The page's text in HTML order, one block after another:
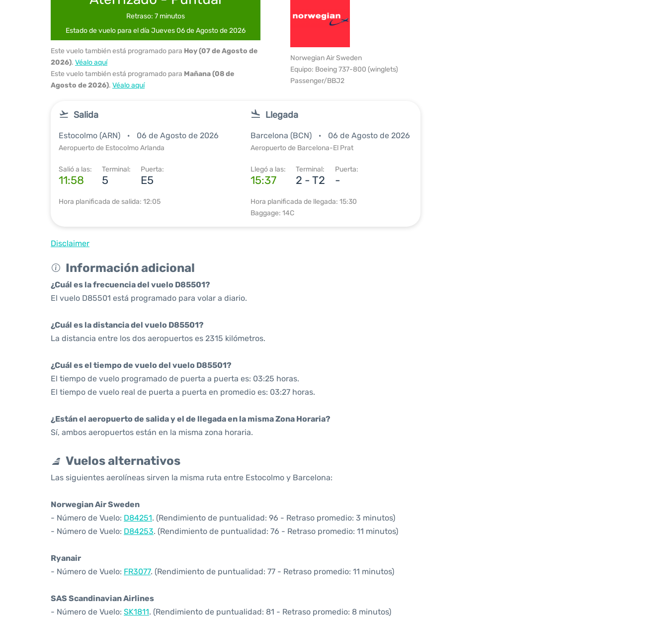
Retraso: 7 minutos
Estado de vuelo para el día Jueves 06 de Agosto de 2026
Este vuelo también está programado para Hoy (07 de Agosto de
2026). Véalo aquí
Este vuelo también está programado para Mañana (08 de
Agosto de 2026). Véalo aquí
Norwegian Air Sweden
Equipo: Boeing 737-800 (winglets)
Passenger/BBJ2
Salida
Estocolmo (ARN) 06 de Agosto de 2026
Aeropuerto de Estocolmo Arlanda
Salió a las:
11:58
Terminal:
5
Puerta:
E5
Hora planificada de salida: 12:05
Llegada
Barcelona (BCN) 06 de Agosto de 2026
Aeropuerto de Barcelona-El Prat
Llegó a las:
15:37
Terminal:
2 - T2
Puerta:
-
Hora planificada de llegada: 15:30
Baggage: 14C
Disclaimer
Información adicional
¿Cuál es la frecuencia del vuelo D85501?
El vuelo D85501 está programado para volar a diario.
¿Cuál es la distancia del vuelo D85501?
La distancia entre los dos aeropuertos es 2315 kilómetros.
¿Cuál es el tiempo de vuelo del vuelo D85501?
El tiempo de vuelo programado de puerta a puerta es: 03:25 horas.
El tiempo de vuelo real de puerta a puerta en promedio es: 03:27 horas.
¿Están el aeropuerto de salida y el de llegada en la misma Zona Horaria?
Sí, ambos aeropuertos están en la misma zona horaria.
Vuelos alternativos
Las siguientes aerolíneas sirven la misma ruta entre Estocolmo y Barcelona:
Norwegian Air Sweden
- Número de Vuelo: D84251. (Rendimiento de puntualidad: 96 - Retraso promedio: 3 minutos)
- Número de Vuelo: D84253. (Rendimiento de puntualidad: 76 - Retraso promedio: 11 minutos)
Ryanair
- Número de Vuelo: FR3077. (Rendimiento de puntualidad: 77 - Retraso promedio: 11 minutos)
SAS Scandinavian Airlines
- Número de Vuelo: SK1811. (Rendimiento de puntualidad: 81 - Retraso promedio: 8 minutos)